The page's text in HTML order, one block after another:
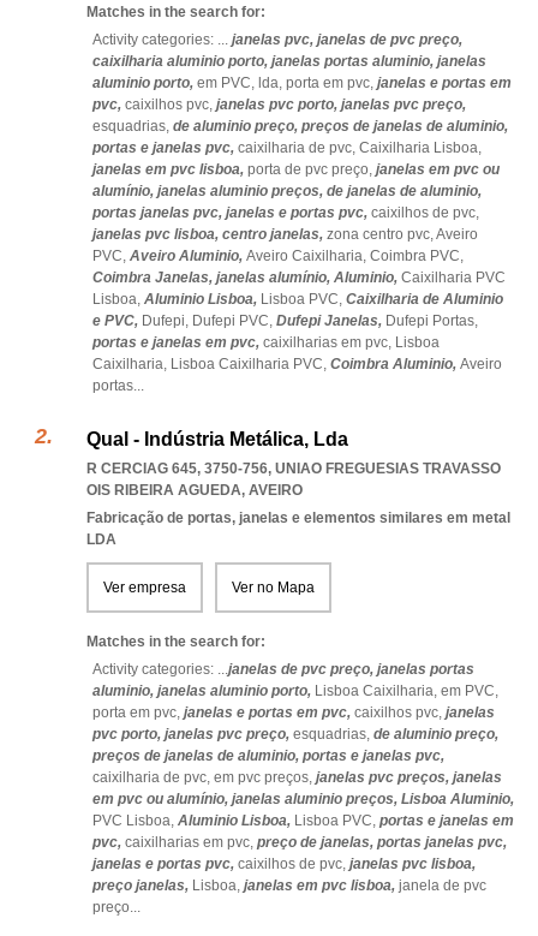
Matches in the search for:
Activity categories: ... janelas pvc, janelas de pvc preço,
caixilharia aluminio porto, janelas portas aluminio, janelas
aluminio porto, em PVC, lda, porta em pvc, janelas e portas em
pvc, caixilhos pvc, janelas pvc porto, janelas pvc preço,
esquadrias, de aluminio preço, preços de janelas de aluminio,
portas e janelas pvc, caixilharia de pvc, Caixilharia Lisboa,
janelas em pvc lisboa, porta de pvc preço, janelas em pvc ou
alumínio, janelas aluminio preços, de janelas de aluminio,
portas janelas pvc, janelas e portas pvc, caixilhos de pvc,
janelas pvc lisboa, centro janelas, zona centro pvc,Aveiro
PVC, Aveiro Aluminio, Aveiro Caixilharia, Coimbra PVC,
Coimbra Janelas, janelas alumínio, Aluminio, Caixilharia PVC
Lisboa, Aluminio Lisboa, Lisboa PVC, Caixilharia de Aluminio
e PVC, Dufepi, Dufepi PVC, Dufepi Janelas, Dufepi Portas,
portas e janelas em pvc, caixilharias em pvc, Lisboa
Caixilharia, Lisboa Caixilharia PVC, Coimbra Aluminio, Aveiro
portas...
Qual - Indústria Metálica, Lda
R CERCIAG 645, 3750-756, UNIAO FREGUESIAS TRAVASSO
OIS RIBEIRA AGUEDA, AVEIRO
Fabricação de portas, janelas e elementos similares em metal
LDA
Ver empresa Ver no Mapa
Matches in the search for:
Activity categories: ...janelas de pvc preço, janelas portas
aluminio, janelas aluminio porto, Lisboa Caixilharia, em PVC,
porta em pvc, janelas e portas em pvc, caixilhos pvc, janelas
pvc porto, janelas pvc preço, esquadrias, de aluminio preço,
preços de janelas de aluminio, portas e janelas pvc,
caixilharia de pvc, em pvc preços, janelas pvc preços, janelas
em pvc ou alumínio, janelas aluminio preços, Lisboa Aluminio,
PVC Lisboa, Aluminio Lisboa, Lisboa PVC, portas e janelas em
pvc, caixilharias em pvc, preço de janelas, portas janelas pvc,
janelas e portas pvc, caixilhos de pvc, janelas pvc lisboa,
preço janelas, Lisboa, janelas em pvc lisboa, janela de pvc
preço...